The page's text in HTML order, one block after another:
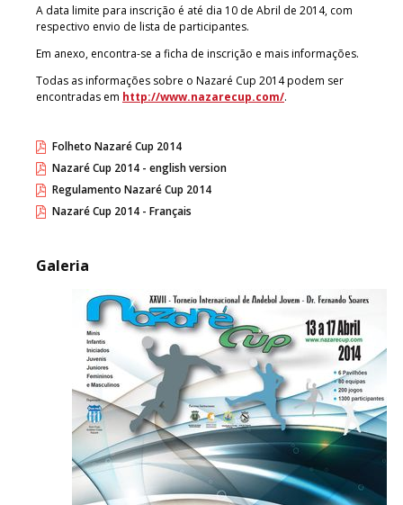
A data limite para inscrição é até dia 10 de Abril de 2014, com
respectivo envio de lista de participantes.
Em anexo, encontra-se a ficha de inscrição e mais informações.
Todas as informações sobre o Nazaré Cup 2014 podem ser
encontradas em http://www.nazarecup.com/.
Folheto Nazaré Cup 2014
Nazaré Cup 2014 - english version
Regulamento Nazaré Cup 2014
Nazaré Cup 2014 - Français
Galeria